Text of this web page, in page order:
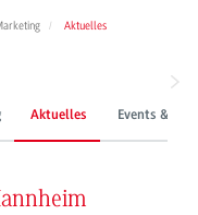
Aktuelles
Aktuelles Events &